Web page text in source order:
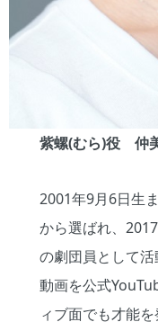
紫螺(むら)役 仲
2001年9月6日生
から選ばれ、
の劇団員として
動画を公式
ィブ面でも才能